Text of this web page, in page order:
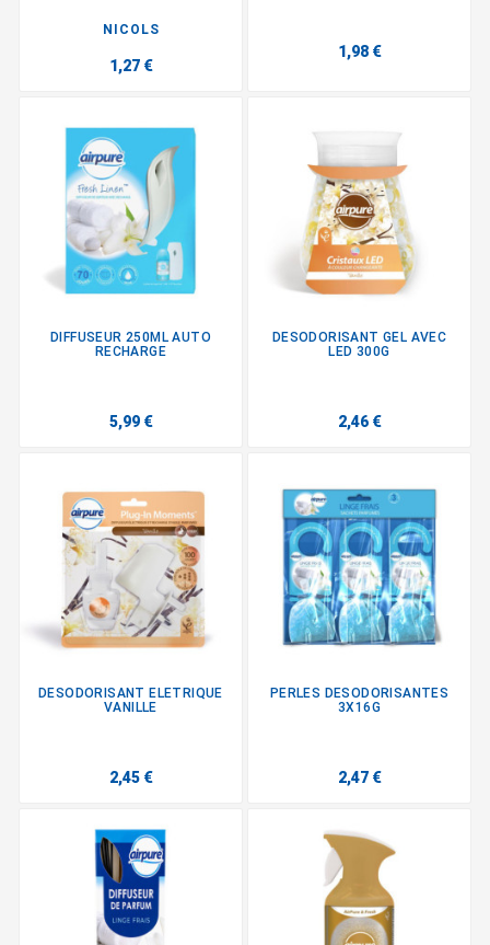
NICOLS
1,27 €
1,98 €
DIFFUSEUR 250ML AUTO
RECHARGE
5,99 €
DESODORISANT GEL AVEC
LED 300G
2,46 €
DESODORISANT ELETRIQUE
VANILLE
2,45 €
PERLES DESODORISANTES
3X16G
2,47 €